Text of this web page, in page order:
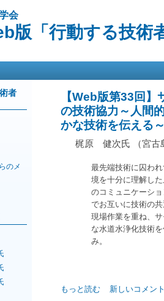
ン
コ
に
移
動
会
版「行動する技術
者
のメ
【Web版第33回
の技術協力～人間
かな技術を伝える
梶原 健次氏 （宮古
最先端技術に囚わ
境を十分に理解し
のコミュニケーシ
でお互いに技術の
現場作業を重ね、
な水道水浄化技術
み。
【Web版第33回】サモアの水
もっと読む 新しいコメン